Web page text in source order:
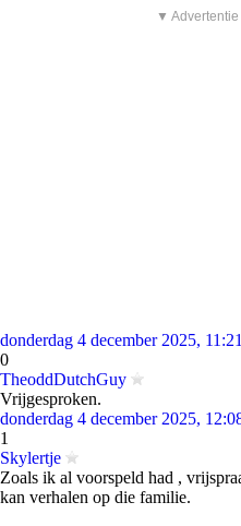
▼
donderdag 4 december 2025,
0
TheoddDutchGuy
Vrijgesproken.
donderdag 4 december 2025,
1
Skylertje
Zoals ik al voorspeld had ,
kan verhalen op die familie.